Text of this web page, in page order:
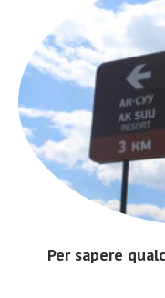
Per sapere